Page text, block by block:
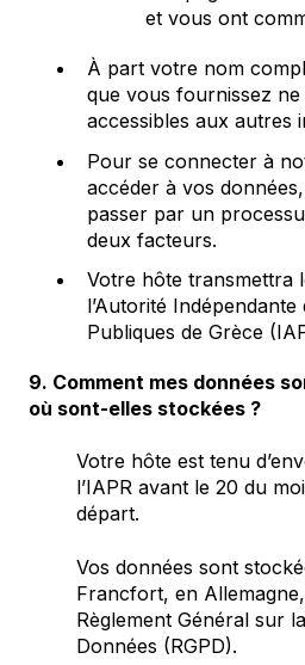
et vous ont
À part votre nom
que vous fournissez
accessibles aux autres
Pour se connecter à
accéder à vos
passer par un
deux facteurs.
Votre hôte transmettra
l’Autorité Indépendante
Publiques de Grèce
9. Comment mes données
où sont-elles stockées ?
Votre hôte est tenu
l’IAPR avant le 20 du
départ.
Vos données sont
Francfort, en
Règlement Général sur
Données (RGPD).